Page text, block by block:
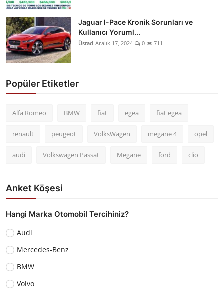
Jaguar I-Pace Kronik Sorunları ve
Kullanıcı Yoruml...
Üstad Aralık 17, 2024 0 711
Popüler Etiketler
Alfa Romeo BMW fiat egea fiat egea
renault peugeot VolksWagen megane 4 opel
audi Volkswagen Passat Megane ford clio
Anket Köşesi
Hangi Marka Otomobil Tercihiniz?
Audi
Mercedes-Benz
BMW
Volvo